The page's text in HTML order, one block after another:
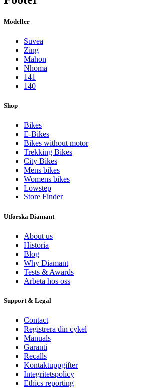
Modeller
Suvea
Zing
Mahon
Nhoma
141
140
Shop
Bikes
E-Bikes
Bikes without motor
Trekking Bikes
City Bikes
Mens bikes
Womens bikes
Lowstep
Store Finder
Utforska Diamant
About us
Historia
Blog
Why Diamant
Tests & Awards
Arbeta hos oss
Support & Legal
Contact
Registrera din cykel
Manuals
Garanti
Recalls
Kontaktuppgifter
Integritetspolicy
Ethics reporting